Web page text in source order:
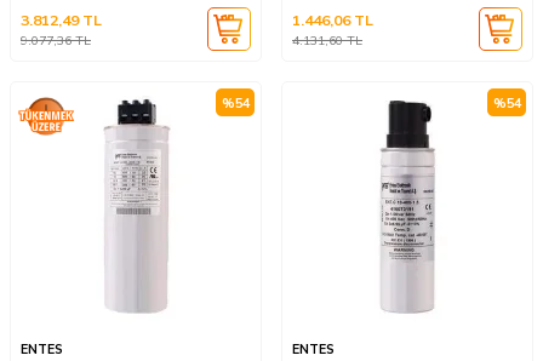
9.077,36TL
3.812,49TL
4.131,60TL
1.446,06TL
%54
ENTES
%54
ENTES